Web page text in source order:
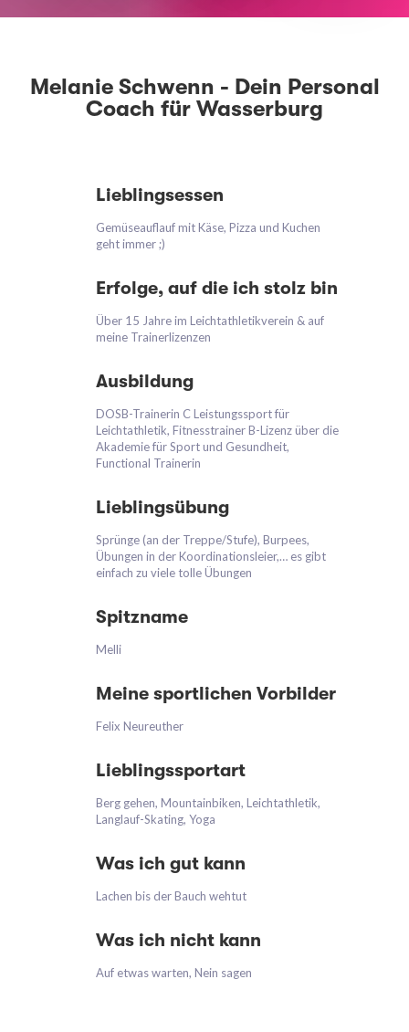
Melanie Schwenn - Dein Personal
Coach für Wasserburg
Lieblingsessen
Gemüseauflauf mit Käse, Pizza und Kuchen
geht immer ;)
Erfolge, auf die ich stolz bin
Über 15 Jahre im Leichtathletikverein & auf
meine Trainerlizenzen
Ausbildung
DOSB-Trainerin C Leistungssport für
Leichtathletik, Fitnesstrainer B-Lizenz über die
Akademie für Sport und Gesundheit,
Functional Trainerin
Lieblingsübung
Sprünge (an der Treppe/Stufe), Burpees,
Übungen in der Koordinationsleier,… es gibt
einfach zu viele tolle Übungen
Spitzname
Melli
Meine sportlichen Vorbilder
Felix Neureuther
Lieblingssportart
Berg gehen, Mountainbiken, Leichtathletik,
Langlauf-Skating, Yoga
Was ich gut kann
Lachen bis der Bauch wehtut
Was ich nicht kann
Auf etwas warten, Nein sagen